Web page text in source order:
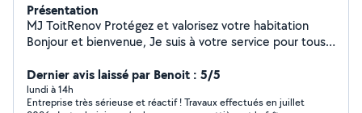
Présentation
MJ ToitRenov Protégez et valorisez votre habitation
Bonjour et bienvenue, Je suis à votre service pour tous
Sérieux, réactif et soucieux du travail bien fait, je vous
accompagne dans vos projets avec des prestations de
qualité et des conseils adaptés à vos besoins. Mes
Dernier avis laissé par Benoit : 5/5
lundi à 14h
Entreprise très sérieuse et réactif ! Travaux effectués en juillet